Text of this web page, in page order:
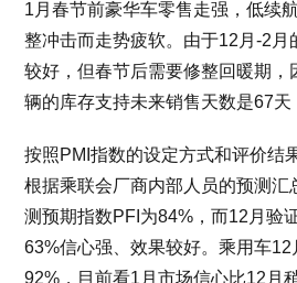
1月春节前豪华车零售走强，低续
整冲击而走势疲软。由于12月-2月
较好，但春节后需要修整回暖期，
辆的库存支持未来销售天数是67天
按照PMI指数的设定方式和评价结
根据乘联会厂商内部人员的预测汇
测预期指数PFI为84%，而12月验
63%信心强、效果较好。乘用车12
92%，目前看1月市场信心比12月